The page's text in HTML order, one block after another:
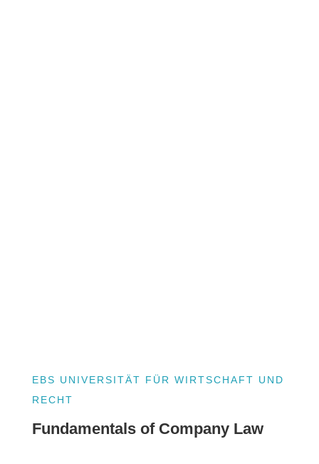
EBS UNIVERSITÄT FÜR WIRTSCHAFT UND
RECHT
Fundamentals of Company Law